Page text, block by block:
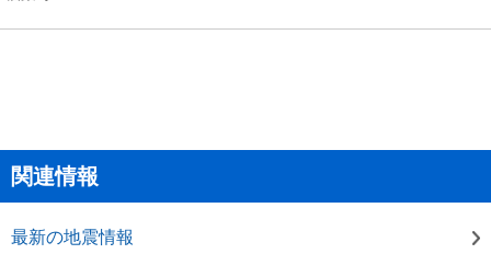
関連情報
最新の地震情報